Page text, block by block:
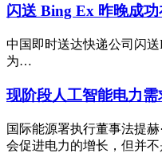
闪送 Bing Ex 昨晚成
中国即时送达快递公司闪
为…
现阶段人工智能电力
国际能源署执行董事法提
会促进电力的增长，但并